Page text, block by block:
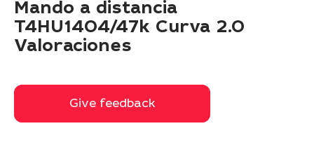
Mando a distancia
T4HU1404/47k Curva 2.0
Valoraciones
Give feedback
Give feedback